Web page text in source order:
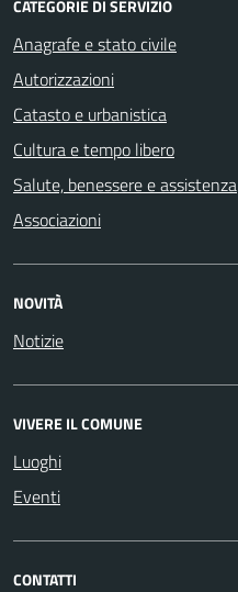
CATEGORIE DI SERVIZIO
Anagrafe e stato civile
Autorizzazioni
Catasto e urbanistica
Cultura e tempo libero
Salute, benessere e assistenza
Associazioni
NOVITÀ
Notizie
VIVERE IL COMUNE
Luoghi
Eventi
CONTATTI